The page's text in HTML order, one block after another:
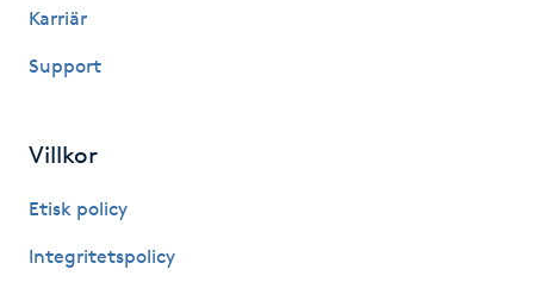
Hälsa
IPL
Karriär
Support
Villkor
Etisk policy
Integritetspolicy